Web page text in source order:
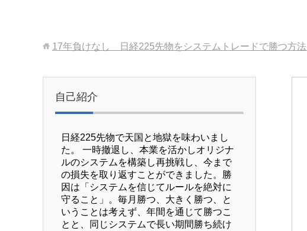
17年負けなし 日経225先物をシステムトレードで勝つ方法
自己紹介
日経225先物で天国と地獄を味わいまし
た。 一時撤退し、本業を活かしオリジナ
ルのシステムを構築し再挑戦し、今まで
の損失を取り返すことができました。勝
因は「システムを信じてルールを絶対に
守ること」。毎月勝つ、大きく勝つ、と
いうことは考えず、年間を通じて勝つこ
とと、同じシステムで長い期間勝ち続け